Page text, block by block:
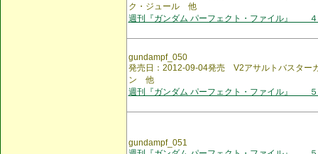
ク・ジュール 他
週刊『ガンダム パーフェクト・ファイル』
gundampf_050
発売日：2012-09-04発売 V2アサルトバスター
ン 他
週刊『ガンダム パーフェクト・ファイル』
gundampf_051